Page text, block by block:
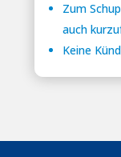
Zum
auch
Keine